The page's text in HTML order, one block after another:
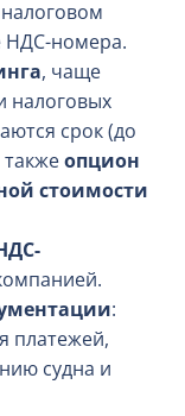
НДС-номера.
, чаще
налоговых
срок (до
такжеопцион
стоимости
:
платежей,
судна и